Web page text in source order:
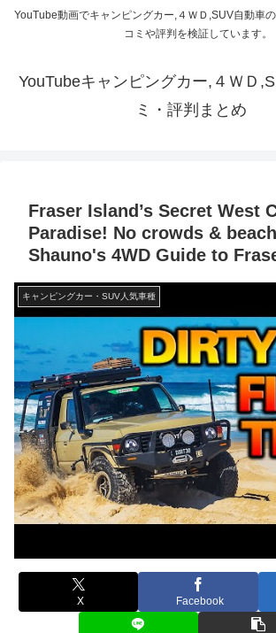
YouTube動画でキャンピングカー,４ＷＤ,SUV自動車
コミや評判を検証しています。
YouTubeキャンピングカー,４ＷＤ
ミ・評判まとめ
Fraser Island’s Secret West
Paradise! No crowds &
Shauno's 4WD Guide to
キャンピングカー・SUV人気車種
X Facebook